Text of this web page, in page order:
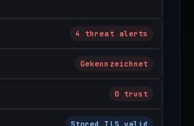
4 threat alerts
Gekennzeichnet
0 trust
Stored TLS valid